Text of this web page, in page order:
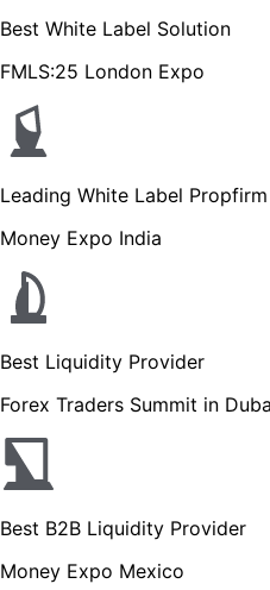
Best White Label Solution
FMLS:25 London Expo
Leading White Label
Money Expo India
Best Liquidity Provider
Forex Traders Summit in
Best B2B Liquidity Provider
Money Expo Mexico